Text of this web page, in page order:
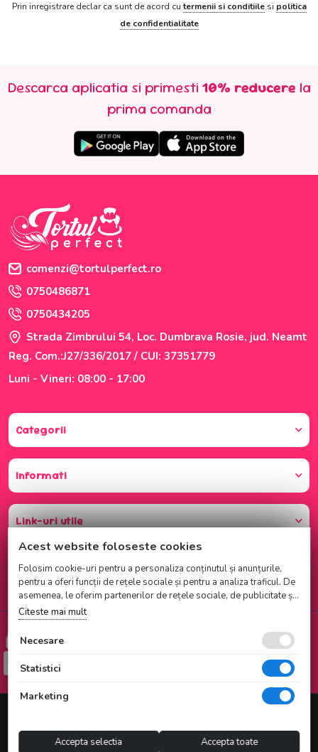
Prin inregistrare declar ca sunt de acord cutermenii si conditiilesi politica
de confidentialitate
Descarca aplicatia si primesti 10% reducere la
prima comanda
comenzi@tortulperfect.ro
0750486871
0750434205
Strada Zimbrului 54, Loc. Dumbrava Rosie, jud. Neamt
Reg. Com.:J27/336/2017 / CUI: 37351779
Luni - Vineri: 08:00 - 17:00
Categorii
Informati
Link-uri utile
Checkout securizat de Netopia
Magazin online realizat de Webname
Acest website foloseste cookies
Folosim cookie-uri pentru a personaliza conținutul și anunțurile,
pentru a oferi funcții de rețele sociale și pentru a analiza traficul. De
asemenea, le oferim partenerilor de rețele sociale, de publicitate și
de analize informații cu privire la modul în care folosiți site-ul
nostru. Aceștia le pot combina cu alte informații oferite de dvs. sau
culese în urma folosirii serviciilor lor.
Citeste mai mult
Necesare
Statistici
Marketing
Accepta selectia Accepta toate